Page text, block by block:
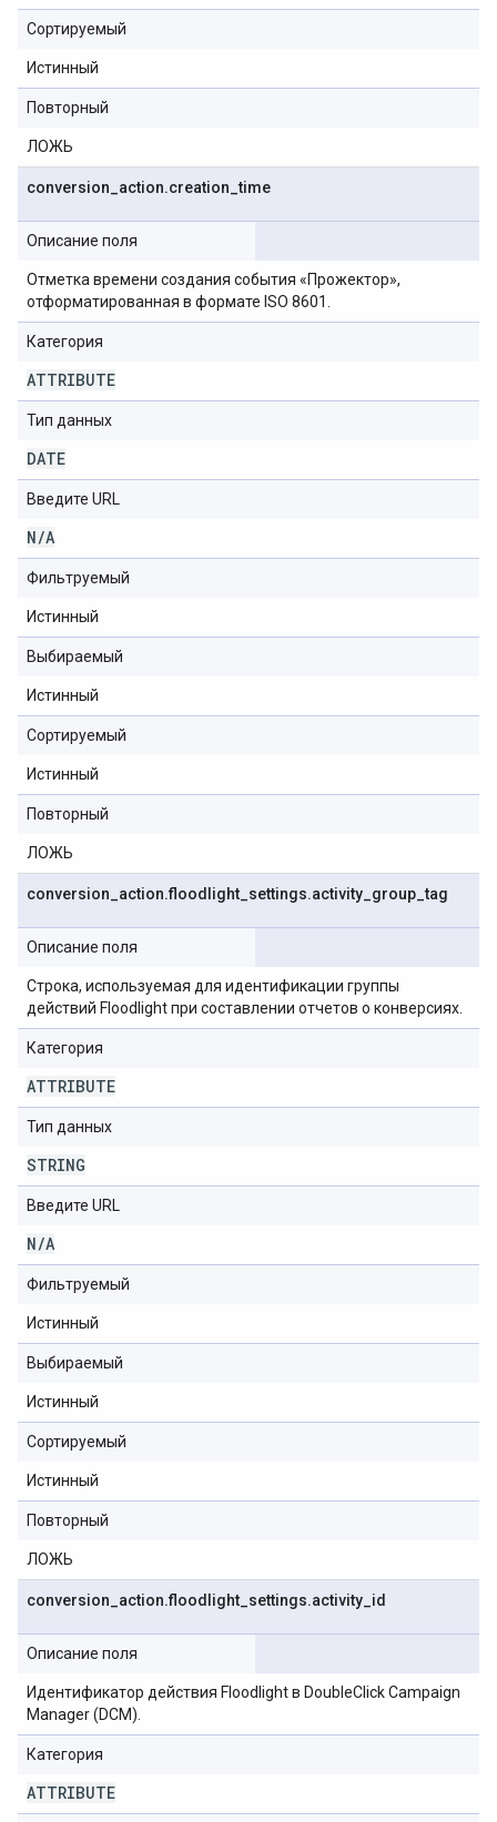
Сортируемый
Истинный
Повторный
ЛОЖЬ
conversion action.creation _time
Описание поля
Отметка времени создания события «Прожектор»,
отформатированная в формате ISO 8601.
Категория
ATTRIBUTE
Тип данных
DATE
Введите URL
N/A
Фильтруемый
Истинный
Выбираемый
Истинный
Сортируемый
Истинный
Повторный
ЛОЖЬ
conversion action.floodlight settings.activity group _tag
Описание поля
Строка, используемая для идентификации группы
действий Floodlight при составлении отчетов о конверсиях.
Категория
ATTRIBUTE
Тип данных
STRING
Введите URL
N/A
Фильтруемый
Истинный
Выбираемый
Истинный
Сортируемый
Истинный
Повторный
ЛОЖЬ
conversion action.floodlight settings.activity id
Описание поля
Идентификатор действия Floodlight в DoubleClick Campaign
Manager (DCM).
Категория
ATTRIBUTE